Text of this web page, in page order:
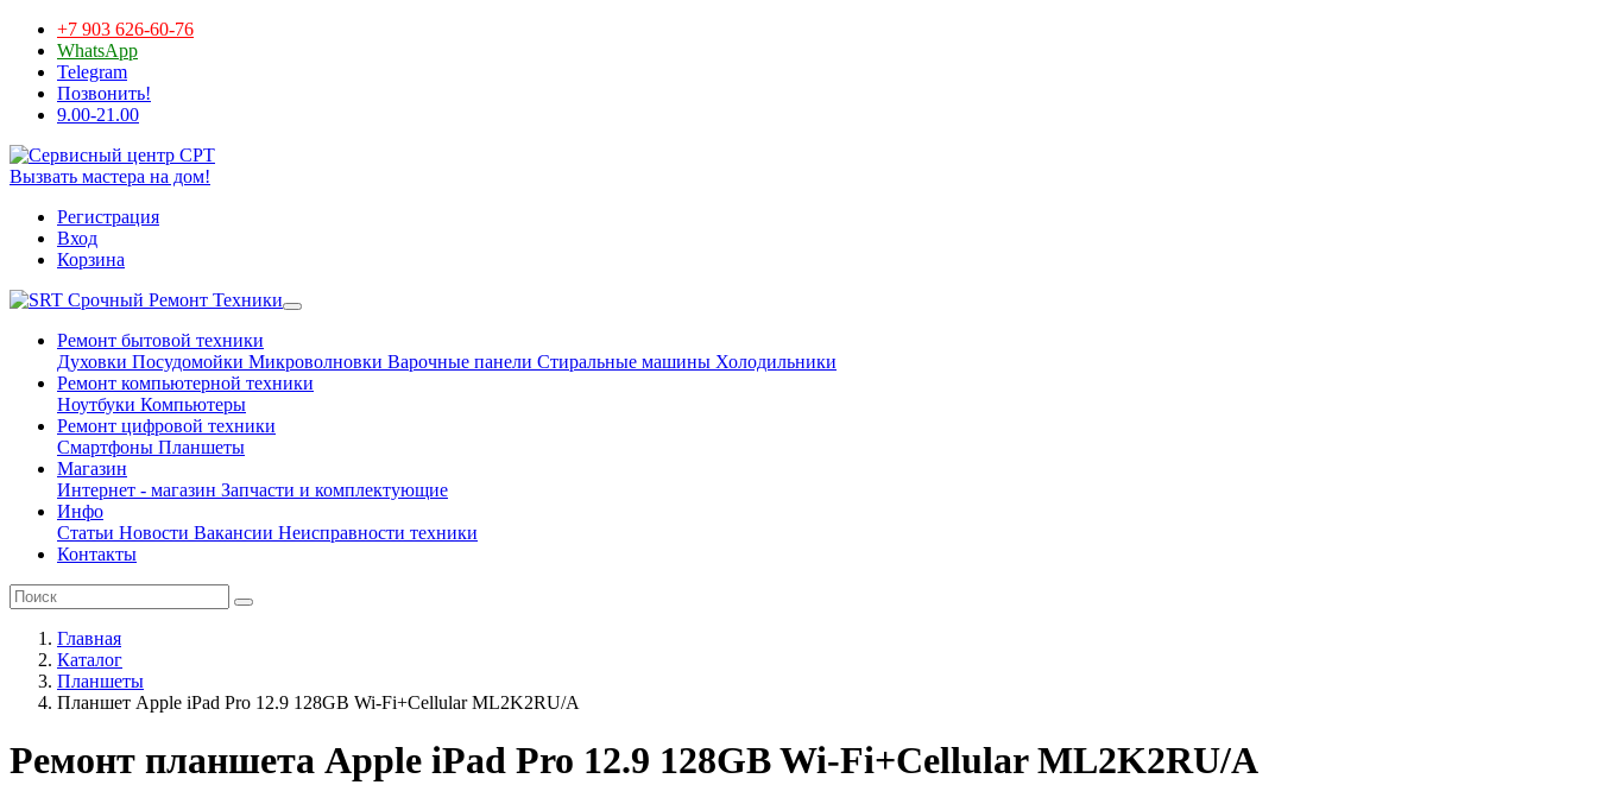
+7 903 626-60-76
WhatsApp
Telegram
Позвонить!
9.00-21.00
Вызвать мастера на дом!
Регистрация
Вход
Корзина
Срочный Ремонт Техники
Ремонт бытовой техники
Духовки Посудомойки Микроволновки Варочные панели Стиральные машины Холодильники
Ремонт компьютерной техники
Ноутбуки Компьютеры
Ремонт цифровой техники
Смартфоны Планшеты
Магазин
Интернет - магазин Запчасти и комплектующие
Инфо
Статьи Новости Вакансии Неисправности техники
Контакты
Главная
Каталог
Планшеты
Планшет Apple iPad Pro 12.9 128GB Wi-Fi+Cellular ML2K2RU/A
Ремонт планшета Apple iPad Pro 12.9 128GB Wi-Fi+Cellular ML2K2RU/A